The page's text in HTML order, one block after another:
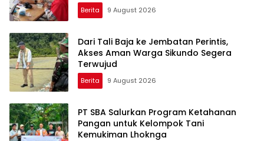
Berita 9 August 2026
Dari Tali Baja ke Jembatan Perintis,
Akses Aman Warga Sikundo Segera
Terwujud
Berita 9 August 2026
PT SBA Salurkan Program Ketahanan
Pangan untuk Kelompok Tani
Kemukiman Lhoknga